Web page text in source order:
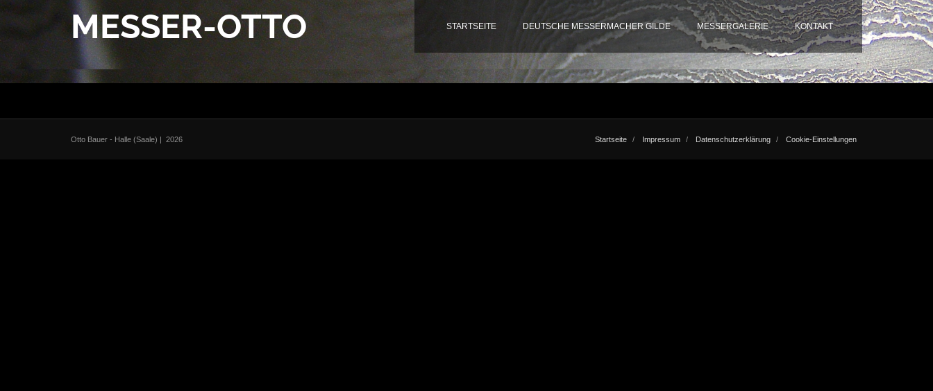
MESSER-OTTO STARTSEITE DEUTSCHE MESSERMACHER GILDE MESSERGALERIE KONTAKT
Otto Bauer - Halle (Saale) | 2026 Startseite Impressum Datenschutzerklärung Cookie-Einstellungen